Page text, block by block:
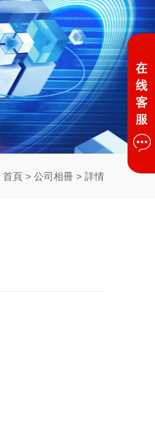
首頁 > 公司相冊 > 詳情